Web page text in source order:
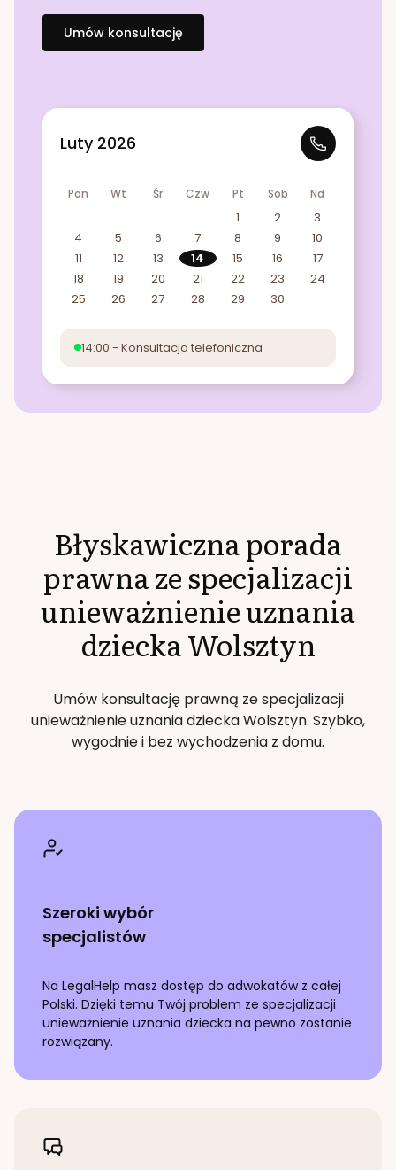
Umów konsultację
Luty 2026
Pon Wt Śr Czw Pt Sob Nd
1 2
3
4
5 6 7 8 9
10
11
12 13 14 15 16
17
18
19 20 21 22 23
24
25
26 27 28 29 30
14:00 - Konsultacja telefoniczna
Błyskawiczna porada
prawna ze specjalizacji
unieważnienie uznania
dzieckaWolsztyn
Umów konsultację prawną ze specjalizacji
unieważnienie uznania dzieckaWolsztyn. Szybko,
wygodnie i bez wychodzenia z domu.
Szeroki wybór
specjalistów
Na LegalHelp masz dostęp do adwokatów z całej
Polski. Dzięki temu Twój problem ze specjalizacji
unieważnienie uznania dziecka na pewno zostanie
rozwiązany.